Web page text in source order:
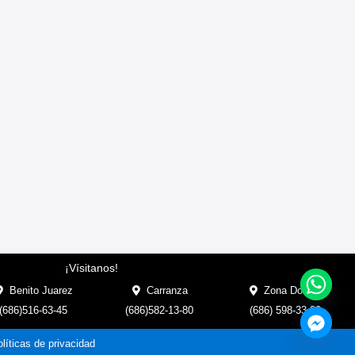
¡Vísitanos!
Benito Juarez
63-45
Carranza
(686)582-13-80
Zona Dorada
(686) 598-33-33
de privacidad